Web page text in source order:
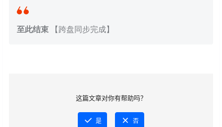
至此结束 【跨盘同步完成】
这篇文章对你有帮助吗？
是 否